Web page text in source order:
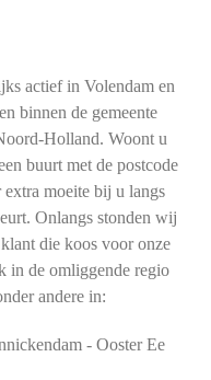
actief in Volendam en
binnen de gemeente
Holland. Woont u
buurt met de postcode
moeite bij u langs
Onlangs stonden wij
die koos voor onze
in de omliggende regio
andere in:
- Ooster Ee